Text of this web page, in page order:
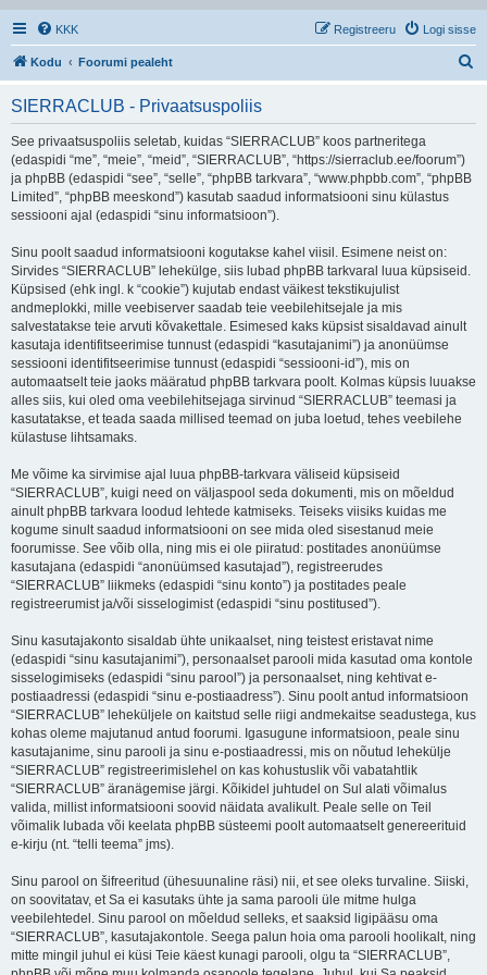
KKK Logi sisse
Registreeru
Kodu Foorumi pealeht
SIERRACLUB - Privaatsuspoliis
See privaatsuspoliis seletab, kuidas “SIERRACLUB” koos partneritega
(edaspidi “me”, “meie”, “meid”, “SIERRACLUB”, “https://sierraclub.ee/foorum”)
ja phpBB (edaspidi “see”, “selle”, “phpBB tarkvara”, “www.phpbb.com”, “phpBB
Limited”, “phpBB meeskond”) kasutab saadud informatsiooni sinu külastus
sessiooni ajal (edaspidi “sinu informatsioon”).
Sinu poolt saadud informatsiooni kogutakse kahel viisil. Esimene neist on:
Sirvides “SIERRACLUB” lehekülge, siis lubad phpBB tarkvaral luua küpsiseid.
Küpsised (ehk ingl. k “cookie”) kujutab endast väikest tekstikujulist
andmeplokki, mille veebiserver saadab teie veebilehitsejale ja mis
salvestatakse teie arvuti kõvakettale. Esimesed kaks küpsist sisaldavad ainult
kasutaja identifitseerimise tunnust (edaspidi “kasutajanimi”) ja anonüümse
sessiooni identifitseerimise tunnust (edaspidi “sessiooni-id”), mis on
automaatselt teie jaoks määratud phpBB tarkvara poolt. Kolmas küpsis luuakse
alles siis, kui oled oma veebilehitsejaga sirvinud “SIERRACLUB” teemasi ja
kasutatakse, et teada saada millised teemad on juba loetud, tehes veebilehe
külastuse lihtsamaks.
Me võime ka sirvimise ajal luua phpBB-tarkvara väliseid küpsiseid
“SIERRACLUB”, kuigi need on väljaspool seda dokumenti, mis on mõeldud
ainult phpBB tarkvara loodud lehtede katmiseks. Teiseks viisiks kuidas me
kogume sinult saadud informatsiooni on see mida oled sisestanud meie
foorumisse. See võib olla, ning mis ei ole piiratud: postitades anonüümse
kasutajana (edaspidi “anonüümsed kasutajad”), registreerudes
“SIERRACLUB” liikmeks (edaspidi “sinu konto”) ja postitades peale
registreerumist ja/või sisselogimist (edaspidi “sinu postitused”).
Sinu kasutajakonto sisaldab ühte unikaalset, ning teistest eristavat nime
(edaspidi “sinu kasutajanimi”), personaalset parooli mida kasutad oma kontole
sisselogimiseks (edaspidi “sinu parool”) ja personaalset, ning kehtivat e-
postiaadressi (edaspidi “sinu e-postiaadress”). Sinu poolt antud informatsioon
“SIERRACLUB” leheküljele on kaitstud selle riigi andmekaitse seadustega, kus
kohas oleme majutanud antud foorumi. Igasugune informatsioon, peale sinu
kasutajanime, sinu parooli ja sinu e-postiaadressi, mis on nõutud lehekülje
“SIERRACLUB” registreerimislehel on kas kohustuslik või vabatahtlik
“SIERRACLUB” äranägemise järgi. Kõikidel juhtudel on Sul alati võimalus
valida, millist informatsiooni soovid näidata avalikult. Peale selle on Teil
võimalik lubada või keelata phpBB süsteemi poolt automaatselt genereerituid
e-kirju (nt. “telli teema” jms).
Sinu parool on šifreeritud (ühesuunaline räsi) nii, et see oleks turvaline. Siiski,
on soovitatav, et Sa ei kasutaks ühte ja sama parooli üle mitme hulga
veebilehtedel. Sinu parool on mõeldud selleks, et saaksid ligipääsu oma
“SIERRACLUB”, kasutajakontole. Seega palun hoia oma parooli hoolikalt, ning
mitte mingil juhul ei küsi Teie käest kunagi parooli, olgu ta “SIERRACLUB”,